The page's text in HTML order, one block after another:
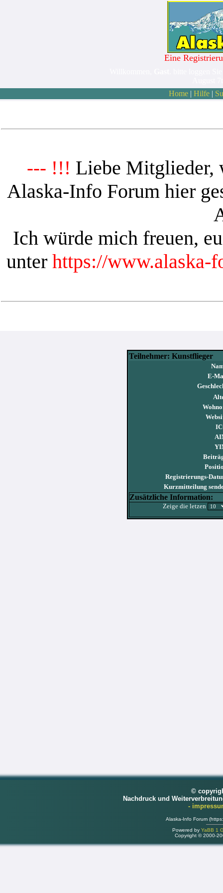
Eine
Home| Hilfe|
--- !!! Liebe Mitglieder,
Alaska-Info Forum hier
Ich würde mich freuen,
unter https://www.alaska-
Teilnehmer: Kunstflieger
E-
Registrierungs-
Kurzmitteilung
Zusätzliche Information:
Zeige die letzen
©
Nachdruck und
-
Alaska-Info Forum
Powered by YaBB 1
Copyright © 2000-